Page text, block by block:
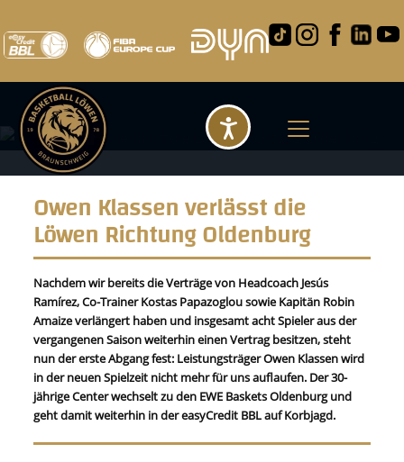
Owen Klassen verlässt die
Löwen Richtung Oldenburg
Nachdem wir bereits die Verträge von Headcoach Jesús
Ramírez, Co-Trainer Kostas Papazoglou sowie Kapitän Robin
Amaize verlängert haben und insgesamt acht Spieler aus der
vergangenen Saison weiterhin einen Vertrag besitzen, steht
nun der erste Abgang fest: Leistungsträger Owen Klassen wird
in der neuen Spielzeit nicht mehr für uns auflaufen. Der 30-
jährige Center wechselt zu den EWE Baskets Oldenburg und
geht damit weiterhin in der easyCredit BBL auf Korbjagd.